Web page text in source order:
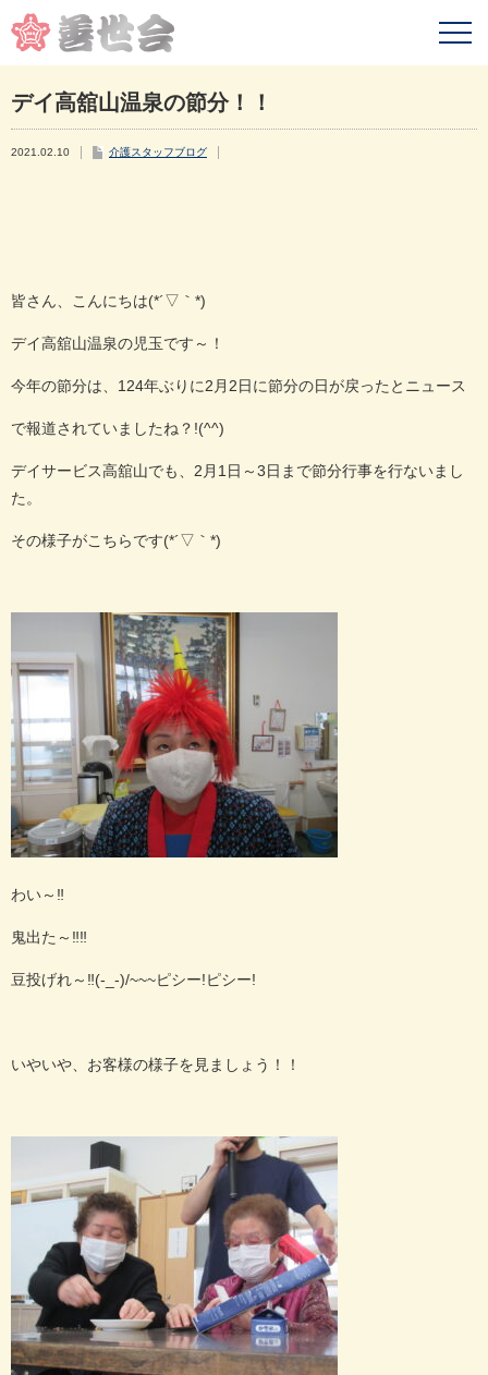
デイ高舘山温泉の節分！！
2021.02.10 介護スタッフブログ
皆さん、こんにちは(*´▽｀*)
デイ高舘山温泉の児玉です～！
今年の節分は、124年ぶりに2月2日に節分の日が戻ったとニュース
で報道されていましたね？!(^^)
デイサービス高舘山でも、2月1日～3日まで節分行事を行ないまし
た。
その様子がこちらです(*´▽｀*)
わい～‼
鬼出た～‼‼
豆投げれ～‼(-_-)/~~~ピシー!ピシー!
いやいや、お客様の様子を見ましょう！！